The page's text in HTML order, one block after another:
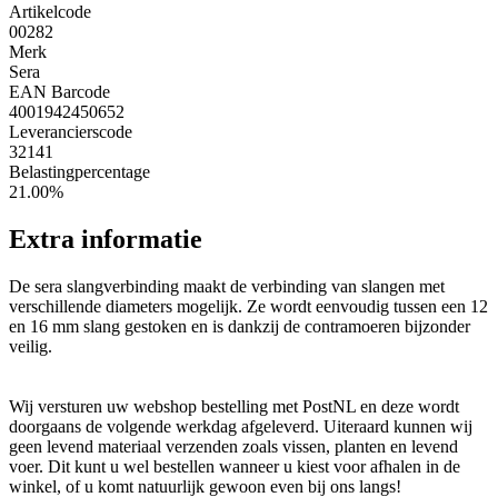
Artikelcode
00282
Merk
Sera
EAN Barcode
4001942450652
Leverancierscode
32141
Belastingpercentage
21.00%
Extra informatie
De sera slangverbinding maakt de verbinding van slangen met
verschillende diameters mogelijk. Ze wordt eenvoudig tussen een 12
en 16 mm slang gestoken en is dankzij de contramoeren bijzonder
veilig.
Wij versturen uw webshop bestelling met PostNL en deze wordt
doorgaans de volgende werkdag afgeleverd. Uiteraard kunnen wij
geen levend materiaal verzenden zoals vissen, planten en levend
voer. Dit kunt u wel bestellen wanneer u kiest voor afhalen in de
winkel, of u komt natuurlijk gewoon even bij ons langs!